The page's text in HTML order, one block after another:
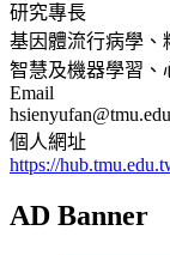
研究專長
基因體流行病學、
智慧及機器學習、
Email
個人網址
https://
AD Banner